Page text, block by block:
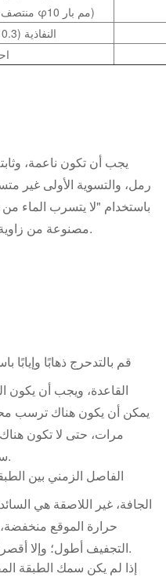
منتصف احتياطيات صلبة احتياطيات صلبة φ10 مم بار)
النفاذية (0.3 ميجا باسكال، 30 دقيقة)
يجب أن تكون ناعمة،
رمل، والتسوية الأولى غير
باستخدام "لا يتسرب الماء
أن تكون زاوية Yin وYang مصنوعة من زاوية قوسية.
قم بالتدحرج ذهابًا
القاعدة، ويجب أن يكون
يمكن أن يكون هناك ترسب
مرات، حتى لا تكون
الفاصل الزمني بين
حرارة الموقع
إذا لم يكن سمك الطبقة